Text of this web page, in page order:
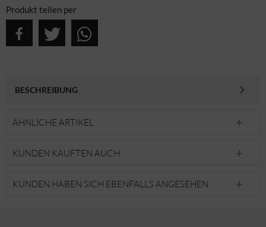
Produkt teilen per
BESCHREIBUNG
ÄHNLICHE ARTIKEL
KUNDEN KAUFTEN AUCH
KUNDEN HABEN SICH EBENFALLS ANGESEHEN